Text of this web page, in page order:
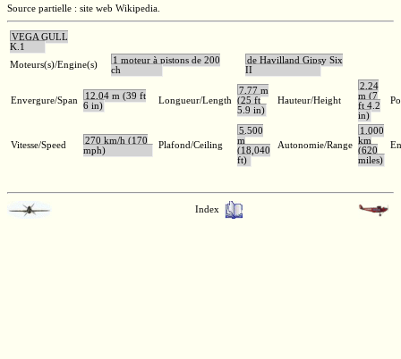
Source partielle : site web Wikipedia.
VEGA GULL
K.1
Moteurs(s)/Engine(s)
1 moteur à pistons de 200
ch
de Havilland Gipsy Six
II
Envergure/Span
12,04 m (39 ft
6 in)
Longueur/Length
7,77 m
(25 ft
5.9 in)
Hauteur/Height
2,24
m (7
ft 4.2
in)
Vitesse/Speed
270 km/h (170
mph)
Plafond/Ceiling
5.500
m
(18,040
ft)
Autonomie/Range
1.000
km
(620
miles)
Index